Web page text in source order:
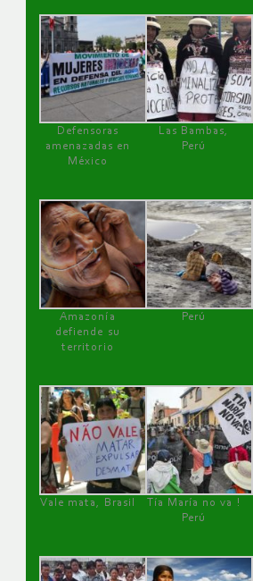
Defensoras
amenazadas en
México
Las Bambas,
Perú
Amazonía
defiende su
territorio
Perú
Vale mata, Brasil
Tía María no va !
Perú